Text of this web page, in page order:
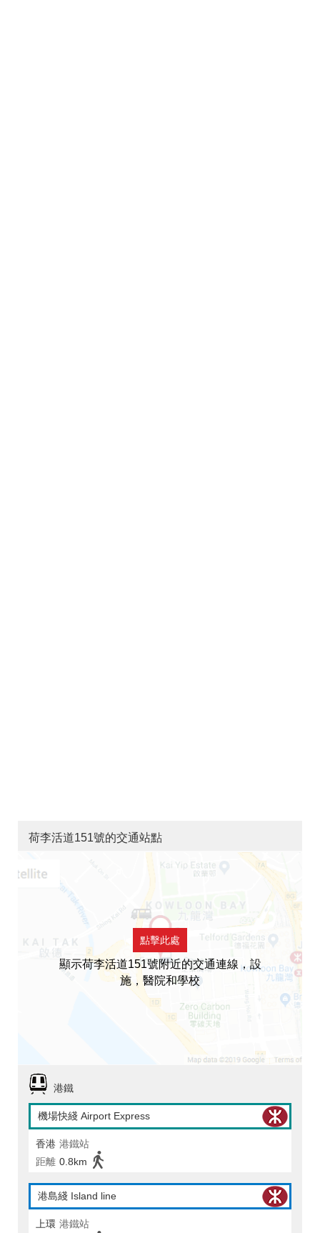
荷李活道151號的交通站點
點擊此處
顯示荷李活道151號附近的交通連線，設
施，醫院和學校
港鐵
機場快綫 Airport Express
香港 港鐵站
距離 0.8km
港島綫 Island line
上環 港鐵站